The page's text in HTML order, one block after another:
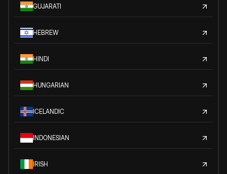
GUJARATI
HEBREW
HINDI
HUNGARIAN
ICELANDIC
INDONESIAN
IRISH